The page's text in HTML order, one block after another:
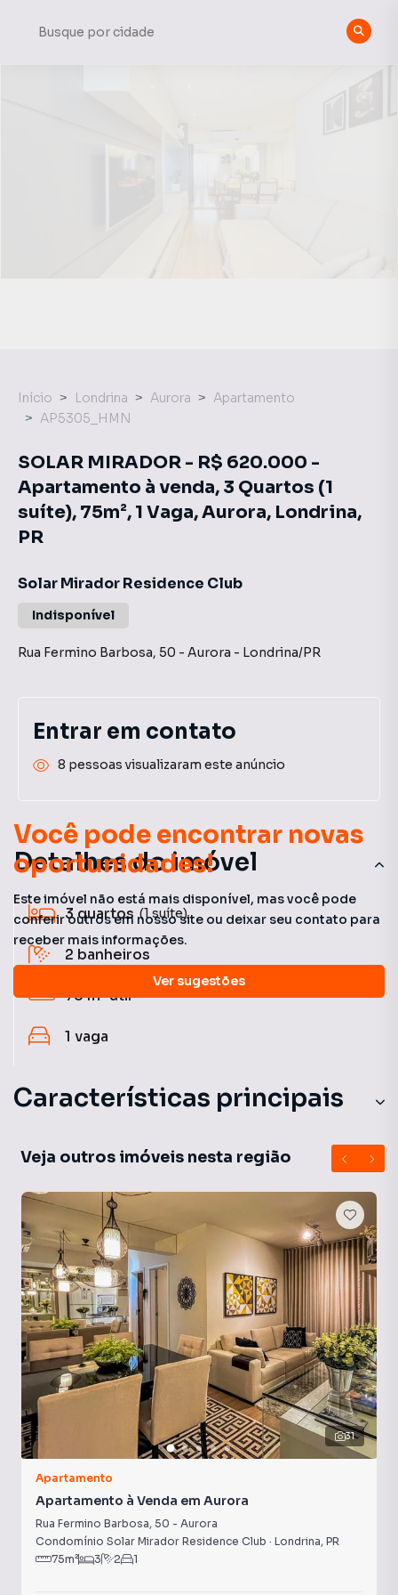
Você pode encontrar novas
oportunidades!
Este imóvel não está mais disponível, mas você pode
conferir outros em nosso site ou deixar seu contato para
receber mais informações.
Ver sugestões
Detalhes do imóvel
3quartos (1 suíte)
2 banheiros
75 m²útil
1 vaga
Características principais
Veja outros imóveis nesta região
31
Apartamento
Apartamento à Venda em Aurora
Rua Fermino Barbosa, 50 - Aurora
Condomínio Solar Mirador Residence Club · Londrina, PR
75m² 3 2 1
Início Londrina Aurora
Apartamento
AP5305_HMN
SOLAR MIRADOR - R$ 620.000 -
Apartamento à venda, 3 Quartos (1
suíte), 75m², 1 Vaga, Aurora, Londrina,
PR
Solar Mirador Residence Club
Indisponível
Rua Fermino Barbosa, 50 - Aurora - Londrina/PR
Entrar em contato
8 pessoas visualizaram este anúncio